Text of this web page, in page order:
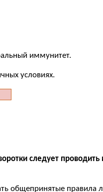
иммунитет.
условиях.
следует проводить
общепринятые правила